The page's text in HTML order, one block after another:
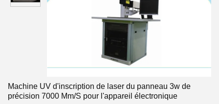
Machine UV d'inscription de laser du panneau 3w de
précision 7000 Mm/S pour l'appareil électronique